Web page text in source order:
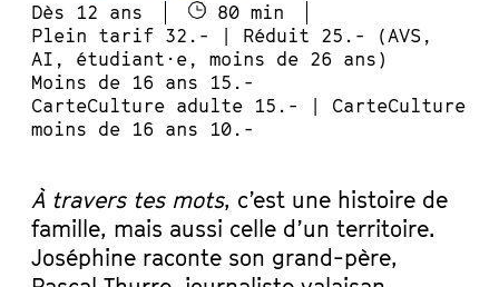
Dès 12 ans
80 min
Plein tarif 32.- | Réduit 25.- (AVS,
AI, étudiant·e, moins de 26 ans)
Moins de 16 ans 15.-
CarteCulture adulte 15.- | CarteCulture
moins de 16 ans 10.-
À travers tes mots, c’est une histoire de
famille, mais aussi celle d’un territoire.
Joséphine raconte son grand-père,